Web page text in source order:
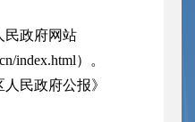
民政府网站
index.html）。
民政府公报》